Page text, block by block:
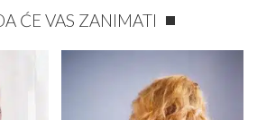
ĆE VAS ZANIMATI